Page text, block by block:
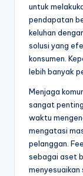
untuk
pendapatan
keluhan
solusi yang
konsumen.
lebih banyak
Menjaga
sangat
waktu
mengatasi
pelanggan.
sebagai aset
menyesuaikan